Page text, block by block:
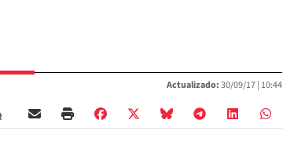
Actualizado:30/09/17 | 10:44